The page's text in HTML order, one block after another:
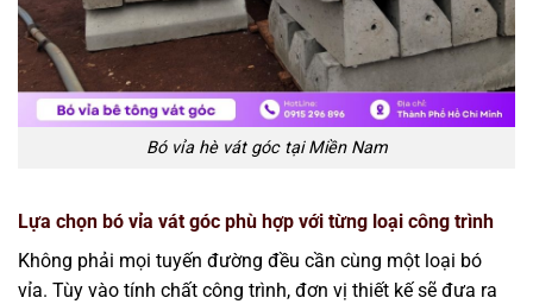
Bó vỉa hè vát góc tại Miền Nam
Lựa chọn bó vỉa vát góc phù hợp với từng loại công trình
Không phải mọi tuyến đường đều cần cùng một loại bó
vỉa. Tùy vào tính chất công trình, đơn vị thiết kế sẽ đưa ra